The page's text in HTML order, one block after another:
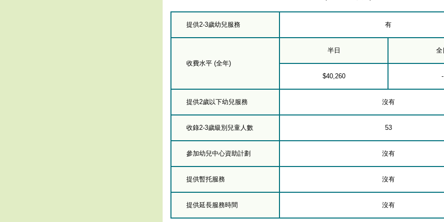
提供2-3歲幼兒服務 有
收費水平 (全年)
半日 全
$40,260 -
提供2歲以下幼兒服務 沒有
收錄2-3歲級別兒童人數 53
參加幼兒中心資助計劃 沒有
提供暫托服務 沒有
提供延長服務時間 沒有